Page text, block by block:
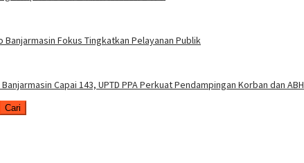
Banjarmasin Fokus Tingkatkan Pelayanan Publik
Capai 143, UPTD PPA Perkuat Pendampingan Korban dan ABH